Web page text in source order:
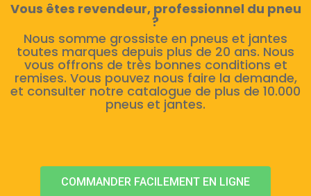
Vous êtes revendeur, professionnel du pneu
?
Nous somme grossiste en pneus et jantes
toutes marques depuis plus de 20 ans. Nous
vous offrons de très bonnes conditions et
remises. Vous pouvez nous faire la demande,
et consulter notre catalogue de plus de 10.000
pneus et jantes.
COMMANDER FACILEMENT EN LIGNE